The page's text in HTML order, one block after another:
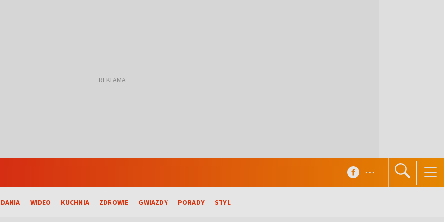
WIDEO KUCHNIA ZDROWIE GWIAZDY PORADY STYL
...